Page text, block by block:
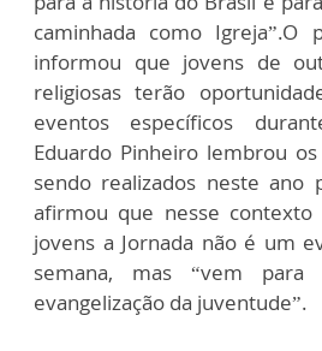
caminhada como Igreja”.O
informou que jovens de
religiosas terão
eventos específicos
Eduardo Pinheiro lembrou
sendo realizados neste ano
afirmou que nesse contexto
jovens a Jornada não é um
semana, mas “vem
evangelização da juventude”.